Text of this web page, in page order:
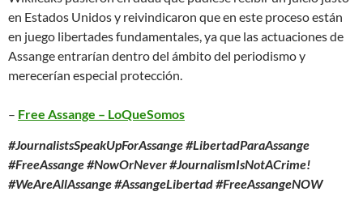
en Estados Unidos y reivindicaron que en este proceso están
en juego libertades fundamentales, ya que las actuaciones de
Assange entrarían dentro del ámbito del periodismo y
merecerían especial protección.
– Free Assange – LoQueSomos
#JournalistsSpeakUpForAssange #LibertadParaAssange
#FreeAssange #NowOrNever #JournalismIsNotACrime!
#WeAreAllAssange #AssangeLibertad #FreeAssangeNOW